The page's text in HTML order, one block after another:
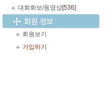
대회화보/동영상[536]
회원보기
가입하기